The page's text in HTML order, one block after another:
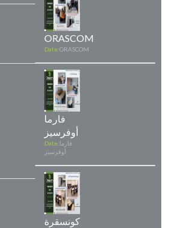
ORASCOM
Date:ORASCOM
فارما
أوفرسيز
Date:فارما
أوفرسيز
كونسقرة